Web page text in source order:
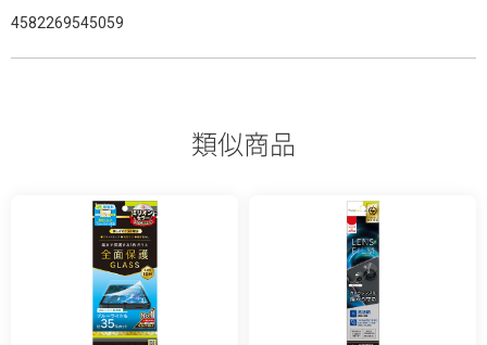
4582269545059
類似商品